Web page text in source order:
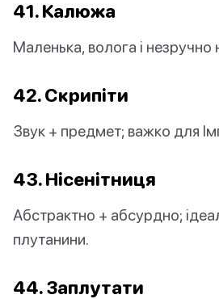
41. Калюжа
Маленька, волога і незручно
42. Скрипіти
Звук + предмет; важко для
43. Нісенітниця
Абстрактно + абсурдно;
плутанини.
44. Заплутати